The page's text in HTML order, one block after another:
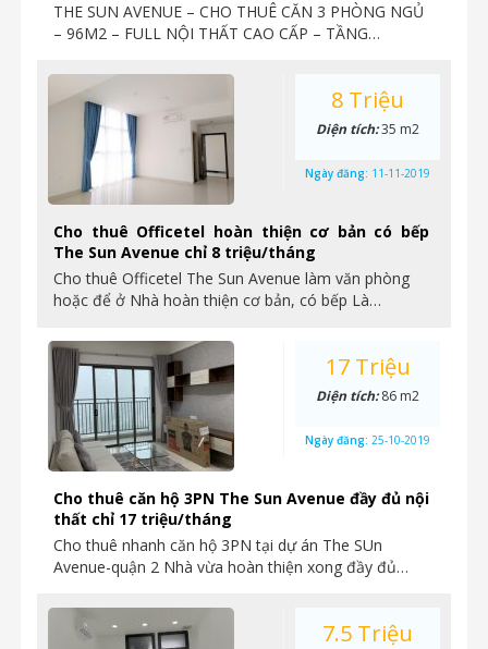
THE SUN AVENUE – CHO THUÊ CĂN 3 PHÒNG NGỦ
– 96M2 – FULL NỘI THẤT CAO CẤP – TẦNG…
Cho thuê Officetel hoàn thiện cơ bản có bếp
The Sun Avenue chỉ 8 triệu/tháng
Cho thuê Officetel The Sun Avenue làm văn phòng
hoặc để ở Nhà hoàn thiện cơ bản, có bếp Là…
8 Triệu
Diện tích:35 m2
Ngày đăng: 11-11-2019
Cho thuê căn hộ 3PN The Sun Avenue đầy đủ nội
thất chỉ 17 triệu/tháng
Cho thuê nhanh căn hộ 3PN tại dự án The SUn
Avenue-quận 2 Nhà vừa hoàn thiện xong đầy đủ…
17 Triệu
Diện tích:86 m2
Ngày đăng: 25-10-2019
7.5 Triệu